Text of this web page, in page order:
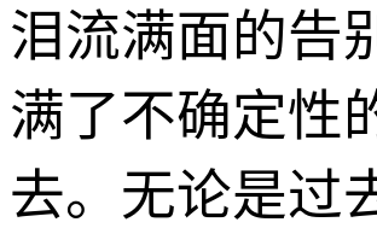
泪流满面的告
满了不确定性
去。无论是过